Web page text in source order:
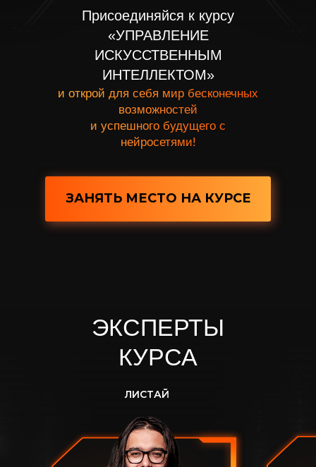
Присоединяйся к курсу
«УПРАВЛЕНИЕ
ИСКУССТВЕННЫМ
ИНТЕЛЛЕКТОМ»
и открой для себя мир бесконечных
возможностей
и успешного будущего с
нейросетями!
ЗАНЯТЬ МЕСТО НА КУРСЕ
ЭКСПЕРТЫ
КУРСА
ЛИСТАЙ